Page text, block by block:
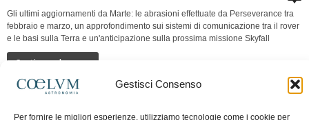
Gestisci Consenso
Per fornire le migliori esperienze, utilizziamo tecnologie come i cookie per
Gli ultimi aggiornamenti da Marte: le abrasioni effettuate da Perseverance tra
febbraio e marzo, un approfondimento sui sistemi di comunicazione tra il rover
e le basi sulla Terra e un'anticipazione sulla prossima missione Skyfall
Continua a leggere